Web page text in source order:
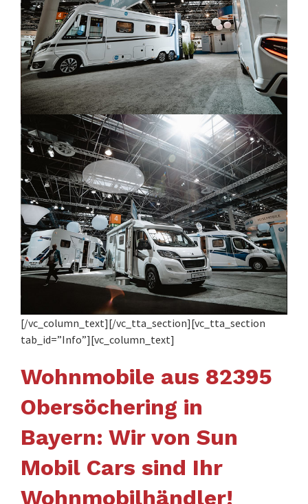
[/vc_column_text][/vc_tta_section][vc_tta_section
tab_id=”Info”][vc_column_text]
Wohnmobile aus 82395
Obersöchering in
Bayern: Wir von Sun
Mobil Cars sind Ihr
Wohnmobilhändler!